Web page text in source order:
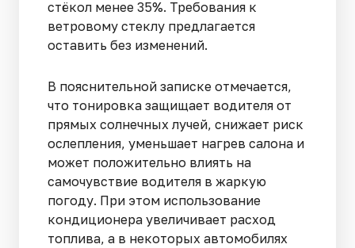
стёкол менее 35%. Требования к
ветровому стеклу предлагается
оставить без изменений.
В пояснительной записке отмечается,
что тонировка защищает водителя от
прямых солнечных лучей, снижает риск
ослепления, уменьшает нагрев салона и
может положительно влиять на
самочувствие водителя в жаркую
погоду. При этом использование
кондиционера увеличивает расход
топлива, а в некоторых автомобилях